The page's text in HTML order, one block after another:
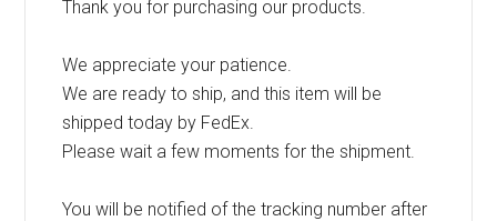
Thank you for purchasing our products.
We appreciate your patience.
We are ready to ship, and this item will be
shipped today by FedEx.
Please wait a few moments for the shipment.
You will be notified of the tracking number after